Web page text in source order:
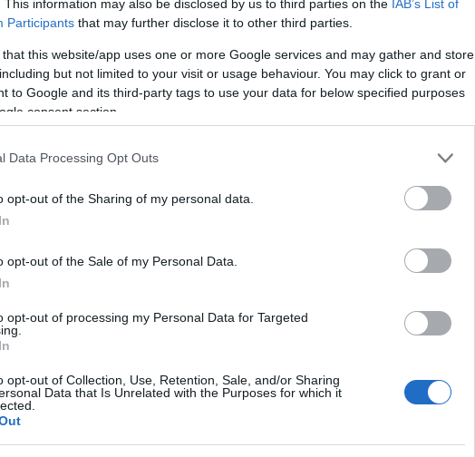
This information may also be disclosed by us to third parties on the IAB’s List of
Participants that may further disclose it to other third parties.
that this website/app uses one or more Google services and may gather and store
but not limited to your visit or usage behaviour. You may click to grant or
to Google and its third-party tags to use your data for below specified purposes
consent section.
Data Processing Opt Outs
opt-out of the Sharing of my personal data.
opt-out of the Sale of my Personal Data.
opt-out of processing my Personal Data for Targeted
opt-out of Collection, Use, Retention, Sale, and/or Sharing
Data that Is Unrelated with the Purposes for which it
αποτυχίας. Την ολοκλήρωσε ο
του ’40, η πρώτη εμφάνιση στον
Χατζιδάκις.